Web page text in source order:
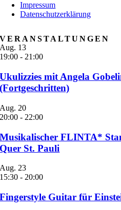
Impressum
Datenschutzerklärung
VERANSTALTUNGEN
Aug. 13
19:00 -21:00
Ukulizzies mit Angela
(Fortgeschritten)
Aug. 20
20:00 - 22:00
Musikalischer FLINTA*
Quer St. Pauli
Aug. 23
15:30 - 20:00
Fingerstyle Guitar für